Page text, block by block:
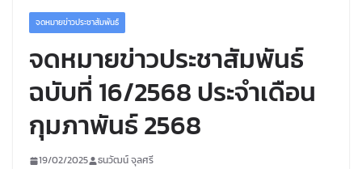
จดหมายข่าวประชาสัมพันธ์
จดหมายข่าวประชาสัมพันธ์
ฉบับที่ 16/2568 ประจำเดือน
กุมภาพันธ์ 2568
19/02/2025 ธนวัฒน์ จุลศรี